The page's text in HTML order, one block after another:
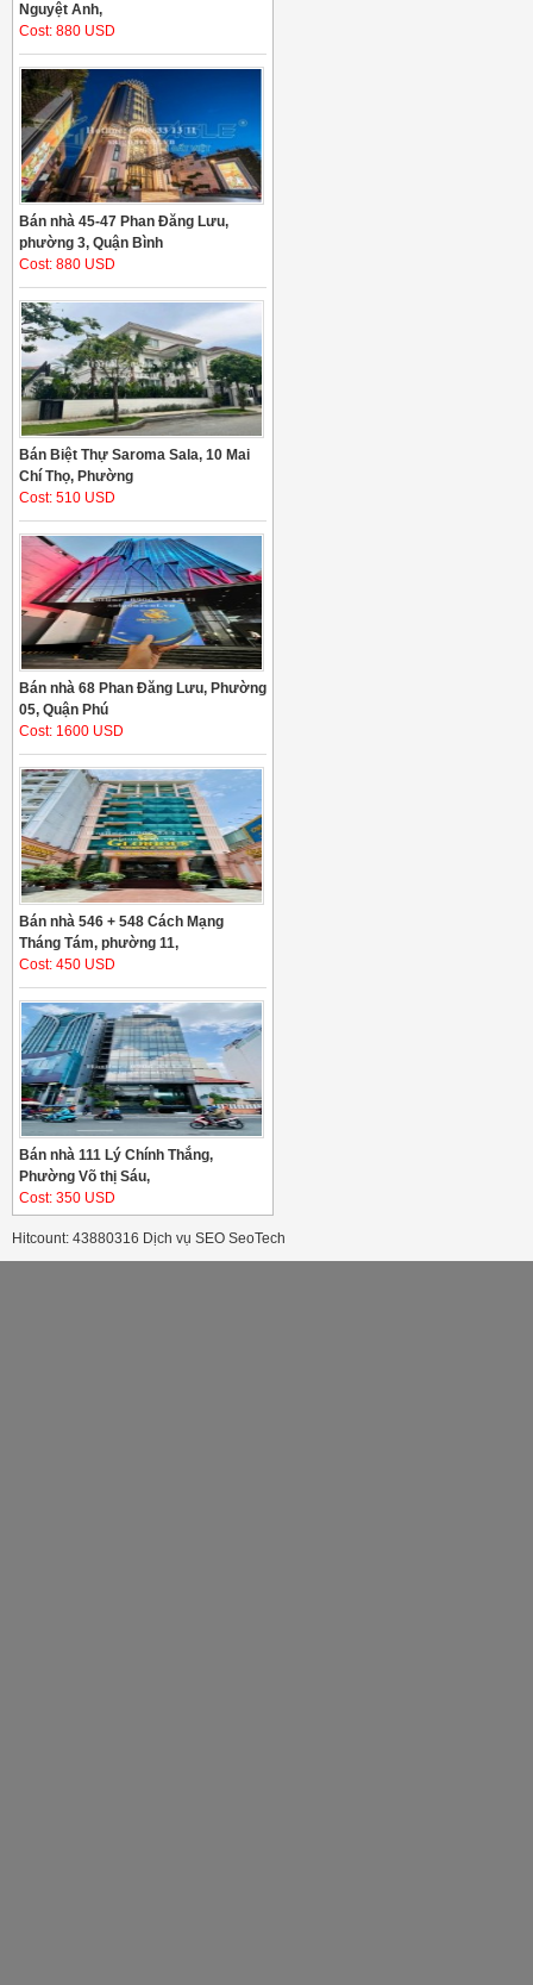
Nguyệt Anh,
Cost: 880 USD
Bán nhà 45-47 Phan Đăng Lưu,
phường 3, Quận Bình
Cost: 880 USD
Bán Biệt Thự Saroma Sala, 10 Mai
Chí Thọ, Phường
Cost: 510 USD
Bán nhà 68 Phan Đăng Lưu, Phường
05, Quận Phú
Cost: 1600 USD
Bán nhà 546 + 548 Cách Mạng
Tháng Tám, phường 11,
Cost: 450 USD
Bán nhà 111 Lý Chính Thắng,
Phường Võ thị Sáu,
Cost: 350 USD
Hitcount: 43880316 Dịch vụ SEO SeoTech